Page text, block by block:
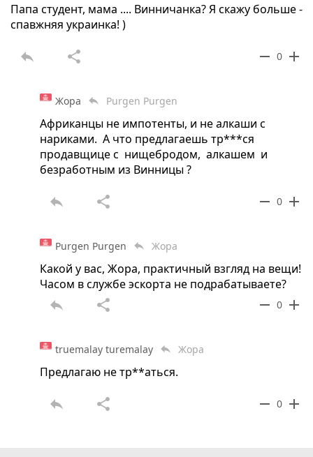
Папа студент, мама .... Винничанка? Я скажу больше -
спавжняя украинка! )
reply share remove 0 add
Жора reply Purgen Purgen
Африканцы не импотенты, и не алкаши с
нариками. А что предлагаешь тр***ся
продавщице с нищебродом, алкашем и
безработным из Винницы ?
reply share remove 0 add
Purgen Purgen reply Жора
Какой у вас, Жора, практичный взгляд на вещи!
Часом в службе эскорта не подрабатываете?
reply share remove 0 add
truemalay turemalay reply Жора
Предлагаю не тр**аться.
reply share remove 0 add